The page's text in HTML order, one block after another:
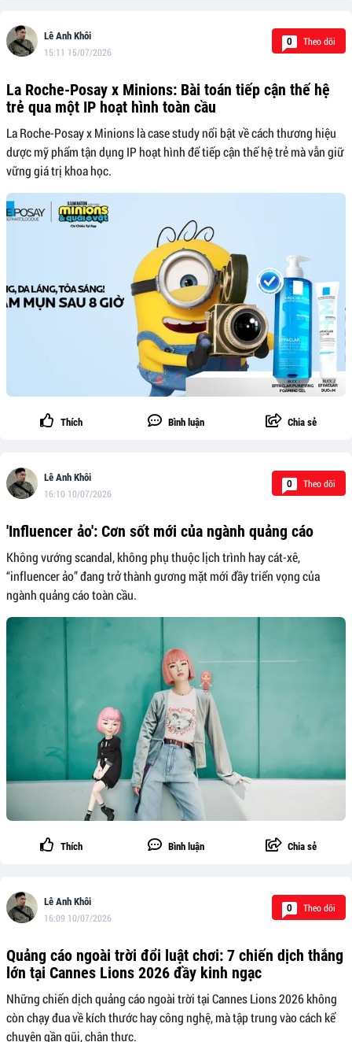
Lê Anh Khôi
15:11 15/07/2026
0 Theo dõi
La Roche-Posay x Minions: Bài toán tiếp cận thế hệ
trẻ qua một IP hoạt hình toàn cầu
La Roche-Posay x Minions là case study nổi bật về cách thương hiệu
dược mỹ phẩm tận dụng IP hoạt hình để tiếp cận thế hệ trẻ mà vẫn giữ
vững giá trị khoa học.
Thích Bình luận Chia sẻ
Lê Anh Khôi
16:10 10/07/2026
0 Theo dõi
'Influencer ảo': Cơn sốt mới của ngành quảng cáo
Không vướng scandal, không phụ thuộc lịch trình hay cát-xê,
“influencer ảo” đang trở thành gương mặt mới đầy triển vọng của
ngành quảng cáo toàn cầu.
Thích Bình luận Chia sẻ
Lê Anh Khôi
16:09 10/07/2026
0 Theo dõi
Quảng cáo ngoài trời đổi luật chơi: 7 chiến dịch thắng
lớn tại Cannes Lions 2026 đầy kinh ngạc
Những chiến dịch quảng cáo ngoài trời tại Cannes Lions 2026 không
còn chạy đua về kích thước hay công nghệ, mà tập trung vào cách kể
chuyện gần gũi, chân thực.